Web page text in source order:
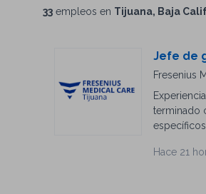
33 empleos en Tijuana, Baja
Jefe de
Fresenius
terminado
Hace 21